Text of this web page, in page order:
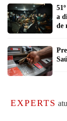
a
de
EXPERTS